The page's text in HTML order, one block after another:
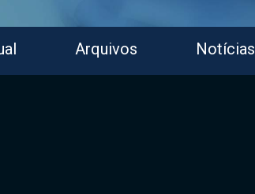
Arquivos Notícias